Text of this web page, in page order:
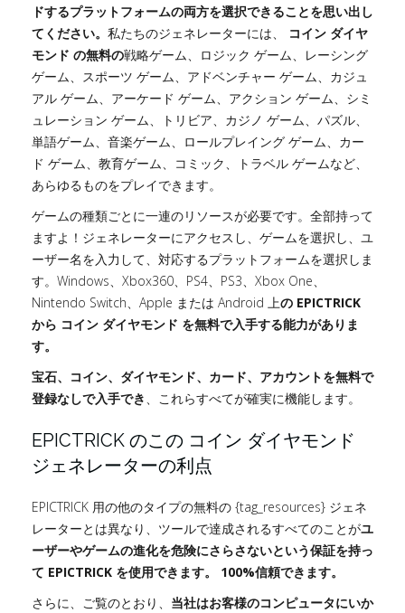
ドするプラットフォームの両方を選択できることを思い出し
てください。 私たちのジェネレーターには、
コイン ダイヤ
モンド の無料の戦略ゲーム、ロジック ゲーム、レーシング
ゲーム、スポーツ ゲーム、アドベンチャー ゲーム、カジュ
アル ゲーム、アーケード ゲーム、アクション ゲーム、シミ
ュレーション ゲーム、トリビア、カジノ ゲーム、パズル、
単語ゲーム、音楽ゲーム、ロールプレイング ゲーム、カー
ド ゲーム、教育ゲーム、コミック、トラベル ゲームなど、
あらゆるものをプレイできます。
ゲームの種類ごとに一連のリソースが必要です。全部持って
ますよ！ジェネレーターにアクセスし、ゲームを選択し、ユ
ーザー名を入力して、対応するプラットフォームを選択しま
す。Windows、Xbox360、PS4、PS3、Xbox One、
Nintendo Switch、Apple または Android 上の EPICTRICK
から コイン ダイヤモンド を無料で入手する能力がありま
す。
宝石、コイン、ダイヤモンド、カード、アカウントを無料で
登録なしで入手でき、これらすべてが確実に機能します。
EPICTRICK のこの コイン ダイヤモンド
ジェネレーターの利点
EPICTRICK 用の他のタイプの無料の {tag_resources} ジェネ
レーターとは異なり、ツールで達成されるすべてのことがユ
ーザーやゲームの進化を危険にさらさないという保証を持っ
て EPICTRICK を使用できます。 100%信頼できます。
さらに、ご覧のとおり、 当社はお客様のコンピュータにいか